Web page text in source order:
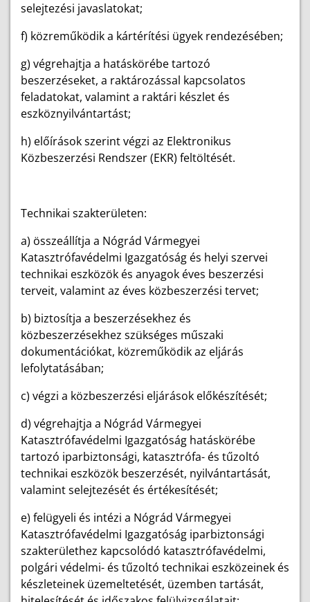
selejtezési javaslatokat;
f) közreműködik a kártérítési ügyek rendezésében;
g) végrehajtja a hatáskörébe tartozó
beszerzéseket, a raktározással kapcsolatos
feladatokat, valamint a raktári készlet és
eszköznyilvántartást;
h) előírások szerint végzi az Elektronikus
Közbeszerzési Rendszer (EKR) feltöltését.
Technikai szakterületen:
a) összeállítja a Nógrád Vármegyei
Katasztrófavédelmi Igazgatóság és helyi szervei
technikai eszközök és anyagok éves beszerzési
terveit, valamint az éves közbeszerzési tervet;
b) biztosítja a beszerzésekhez és
közbeszerzésekhez szükséges műszaki
dokumentációkat, közreműködik az eljárás
lefolytatásában;
c) végzi a közbeszerzési eljárások előkészítését;
d) végrehajtja a Nógrád Vármegyei
Katasztrófavédelmi Igazgatóság hatáskörébe
tartozó iparbiztonsági, katasztrófa- és tűzoltó
technikai eszközök beszerzését, nyilvántartását,
valamint selejtezését és értékesítését;
e) felügyeli és intézi a Nógrád Vármegyei
Katasztrófavédelmi Igazgatóság iparbiztonsági
szakterülethez kapcsolódó katasztrófavédelmi,
polgári védelmi- és tűzoltó technikai eszközeinek és
készleteinek üzemeltetését, üzemben tartását,